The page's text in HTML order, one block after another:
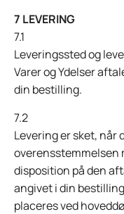
7 LEVERING
7.1
Leveringssted og
Varer og Ydelser
din bestilling.
7.2
Levering er sket, når
overensstemmelsen
disposition på den
angivet i din
placeres ved